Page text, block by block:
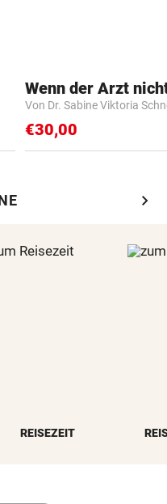
Von Dr. Sabine Viktoria
€30,00
chevron_right
REISEZEIT